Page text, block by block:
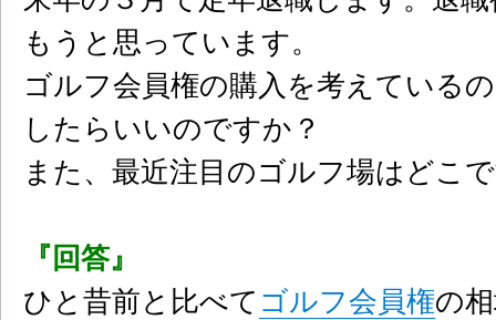
もうと思っています。
ゴルフ会員権の購入を考えている
したらいいのですか？
また、最近注目のゴルフ場はどこ
『回答』
ひと昔前と比べて ゴルフ会員権の